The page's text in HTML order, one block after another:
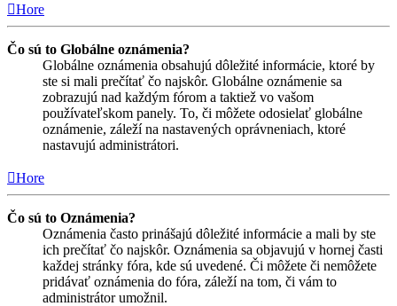
Hore
Čo sú to Globálne oznámenia?
Globálne oznámenia obsahujú dôležité informácie, ktoré by
ste si mali prečítať čo najskôr. Globálne oznámenie sa
zobrazujú nad každým fórom a taktiež vo vašom
používateľskom panely. To, či môžete odosielať globálne
oznámenie, záleží na nastavených oprávneniach, ktoré
nastavujú administrátori.
Hore
Čo sú to Oznámenia?
Oznámenia často prinášajú dôležité informácie a mali by ste
ich prečítať čo najskôr. Oznámenia sa objavujú v hornej časti
každej stránky fóra, kde sú uvedené. Či môžete či nemôžete
pridávať oznámenia do fóra, záleží na tom, či vám to
administrátor umožnil.